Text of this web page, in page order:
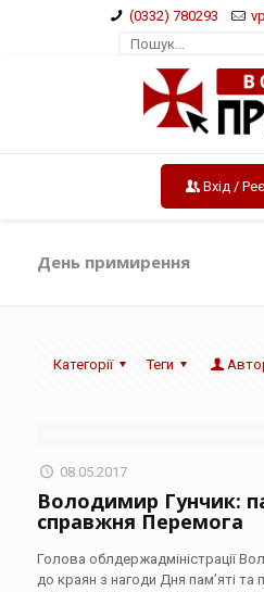
(0332) 780293
Вхід /
День примирення
Категорії Теги
08.05.2017
Володимир Гунчик:
справжня Перемога
Голова облдержадміністрації
до краян з нагоди Дня пам’яті та